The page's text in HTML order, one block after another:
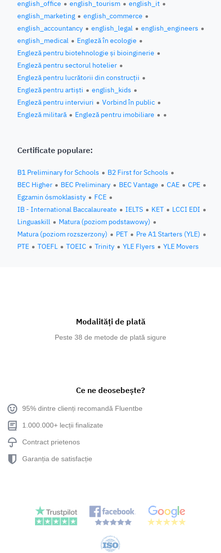
english_office english_tourism
english_it
english_marketing
english_commerce
english_accountancy
english_legal
english_engineers
english_medical
Engleză în ecologie
Engleză pentru biotehnologie și bioinginerie
Engleză pentru sectorul hotelier
Engleză pentru lucrătorii din construcții
Engleză pentru artiști
english_kids
Engleză pentru interviuri
Vorbind în public
Engleză militară
Engleză pentru imobiliare
Certificate populare:
B1 Preliminary for Schools
B2 First for Schools
BEC Higher
BEC Preliminary BEC Vantage CAE
CPE
Egzamin ósmoklasisty
FCE
IB - International Baccalaureate
IELTS KET
LCCI EDI
Linguaskill
Matura (poziom podstawowy)
Matura (poziom rozszerzony)
PET
Pre A1 Starters (YLE)
PTE
TOEFL TOEIC Trinity YLE Flyers YLE Movers
Modalități de plată
Peste 38 de metode de plată sigure
Ce ne deosebește?
95% dintre clienți recomandă Fluentbe
1.000.000+ lecții finalizate
Contract prietenos
Garanția de satisfacție